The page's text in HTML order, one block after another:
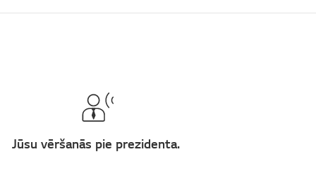
Jūsu vēršanās pie prezidenta.